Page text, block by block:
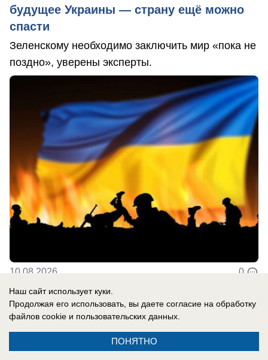
будущее Украины — страну ещё можно
спасти
Зеленскому необходимо заключить мир «пока не
поздно», уверены эксперты.
10.08.2026 0
Новости СМИ2
Наш сайт использует куки.
Продолжая его использовать, вы даете согласие на обработку
файлов cookie и пользовательских данных.
ПОНЯТНО